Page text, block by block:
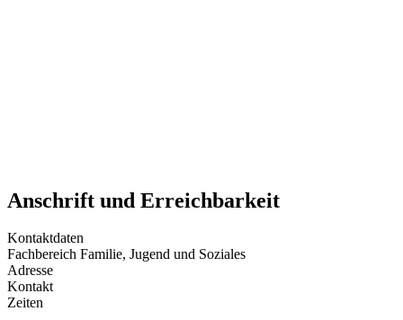
Anschrift und Erreichbarkeit
Kontaktdaten
Fachbereich Familie, Jugend und Soziales
Adresse
Kontakt
Zeiten